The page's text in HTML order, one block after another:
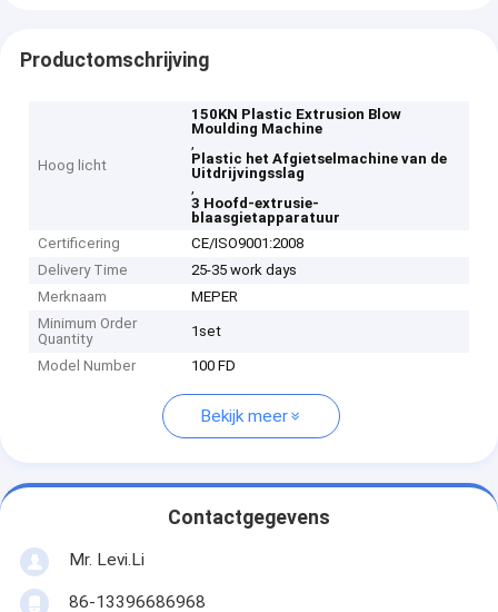
Productomschrijving
Hoog licht
150KN Plastic Extrusion Blow
Moulding Machine
,
Plastic het Afgietselmachine van de
Uitdrijvingsslag
,
3 Hoofd-extrusie-
blaasgietapparatuur
Certificering
CE/ISO9001:2008
Delivery Time
25-35 work days
Merknaam
MEPER
Minimum Order
Quantity
1set
Model Number 100 FD
Bekijk meer
Contactgegevens
Mr. Levi.Li
86-13396686968